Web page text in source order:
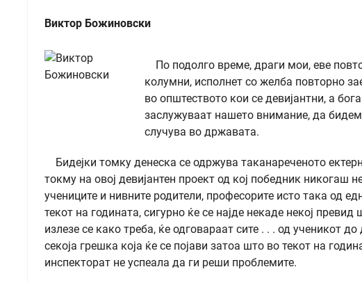
Виктор Божиновски
По подолго време, драги мои, еве
колумни, исполнет со желба повторно
во општеството кои се девијантни, а
заслужуваат нашето внимание, да
случува во државата.
Бидејки томку денеска се одржува таканареченото
токму на овој девијантен проект од кој победник никогаш
учениците и нивните родители, професорите исто така од
текот на годината, сигурно ќе се најде некаде некој
излезе се како треба, ќе одговараат сите . . . од ученикот
секоја грешка која ќе се појави затоа што во текот на
инспекторат не успеала да ги реши проблемите.